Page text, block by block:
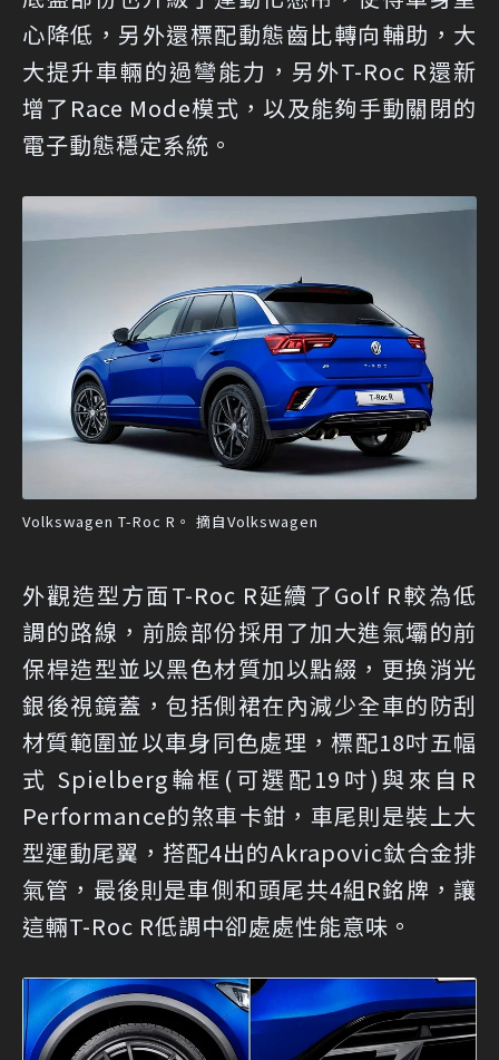
心降低，另外還標配動態齒比轉向輔助，大
大提升車輛的過彎能力，另外T-Roc R還新
增了Race Mode模式，以及能夠手動關閉的
電子動態穩定系統。
Volkswagen T-Roc R。 摘自Volkswagen
外觀造型方面T-Roc R延續了Golf R較為低
調的路線，前臉部份採用了加大進氣壩的前
保桿造型並以黑色材質加以點綴，更換消光
銀後視鏡蓋，包括側裙在內減少全車的防刮
材質範圍並以車身同色處理，標配18吋五幅
式 Spielberg輪框(可選配19吋)與來自R
Performance的煞車卡鉗，車尾則是裝上大
型運動尾翼，搭配4出的Akrapovic鈦合金排
氣管，最後則是車側和頭尾共4組R銘牌，讓
這輛T-Roc R低調中卻處處性能意味。